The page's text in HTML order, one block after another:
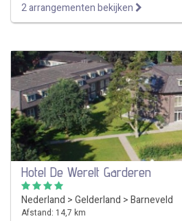
2 arrangementen bekijken
Hotel De Werelt Garderen
Nederland >Gelderland >Barneveld
Afstand: 14,7 km